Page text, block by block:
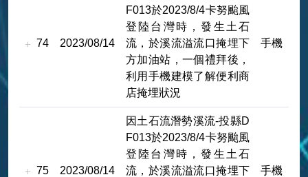
74 2023/08/14
F013於2023/8/4卡努颱風
登陸台灣時，發生土石
流，於溪流溢流口掩埋下
方加油站，一個禮拜後，
利用手機建模了解便利商
店掩埋狀況
手機
75 2023/08/14
因土石流潛勢溪流-投縣D
F013於2023/8/4卡努颱風
登陸台灣時，發生土石
流，於溪流溢流口掩埋下
手機